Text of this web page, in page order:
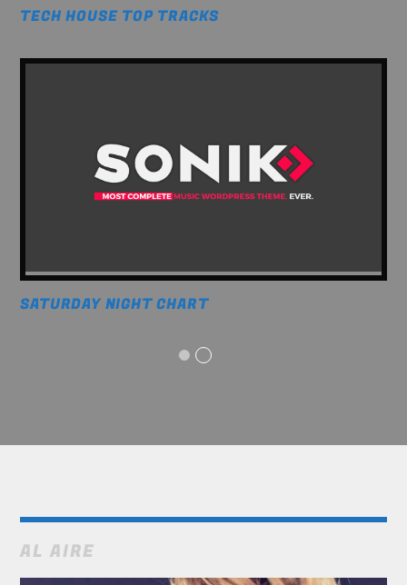
TECH HOUSE TOP TRACKS
SATURDAY NIGHT CHART
AL AIRE